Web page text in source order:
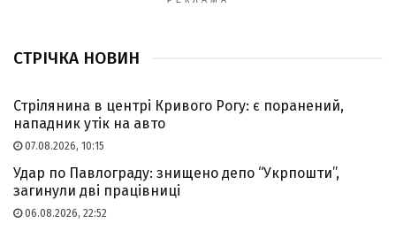
СТРІЧКА НОВИН
Стрілянина в центрі Кривого Рогу: є поранений,
нападник утік на авто
07.08.2026, 10:15
Удар по Павлограду: знищено депо “Укрпошти”,
загинули дві працівниці
06.08.2026, 22:52